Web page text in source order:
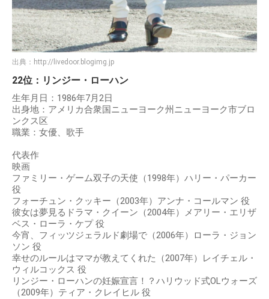
出典： http://livedoor.blogimg.jp
22位：リンジー・ローハン
生年月日：1986年7月2日
出身地：アメリカ合衆国ニューヨーク州ニューヨーク市ブロ
ンクス区
職業：女優、歌手
代表作
映画
ファミリー・ゲーム双子の天使（1998年）ハリー・パーカー
役
フォーチュン・クッキー（2003年）アンナ・コールマン 役
彼女は夢見るドラマ・クイーン（2004年）メアリー・エリザ
ベス・ローラ・ケプ 役
今宵、フィッツジェラルド劇場で（2006年）ローラ・ジョン
ソン 役
幸せのルールはママが教えてくれた（2007年）レイチェル・
ウィルコックス 役
リンジー・ローハンの妊娠宣言！？ハリウッド式OLウォーズ
（2009年）ティア・クレイヒル 役